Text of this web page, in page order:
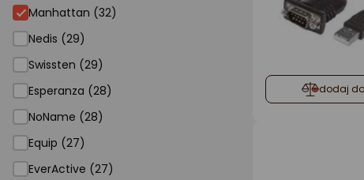
Manhattan (32)
Nedis (29)
Swissten (29)
Esperanza (28)
NoName (28)
Equip (27)
EverActive (27)
dodaj